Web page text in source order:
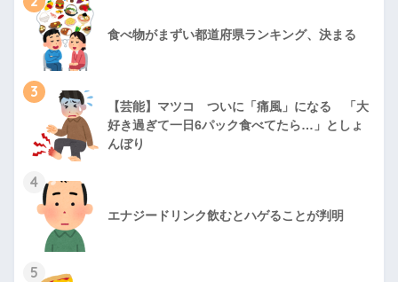
食べ物がまずい都道府県ランキング、決まる
3
【芸能】マツコ ついに「痛風」になる 「大
好き過ぎて一日6パック食べてたら…」としょ
んぼり
4
エナジードリンク飲むとハゲることが判明
5